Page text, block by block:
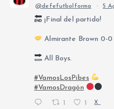
@defefutbolforma · 5
¡Final del partido!
Almirante Brown 0-
All Boys.
#VamosLosPibes
#VamosDragón
X